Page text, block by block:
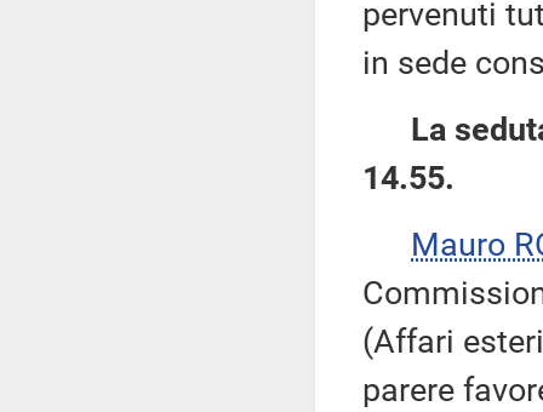
pervenuti
in sede
La
14.55.
Mauro
(Affari
parere